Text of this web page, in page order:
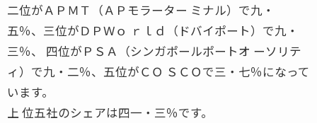
二位がＡＰＭＴ（ＡＰモラーター ミナル）で九・
五％、三位がＤＰＷｏ ｒｌｄ（ドバイポート）で九・
三％、 四位がＰＳＡ（シンガポールポートオ ーソリテ
ィ）で九・二％、五位がＣＯ ＳＣＯで三・七％になって
います。
上 位五社のシェアは四一・三％です。